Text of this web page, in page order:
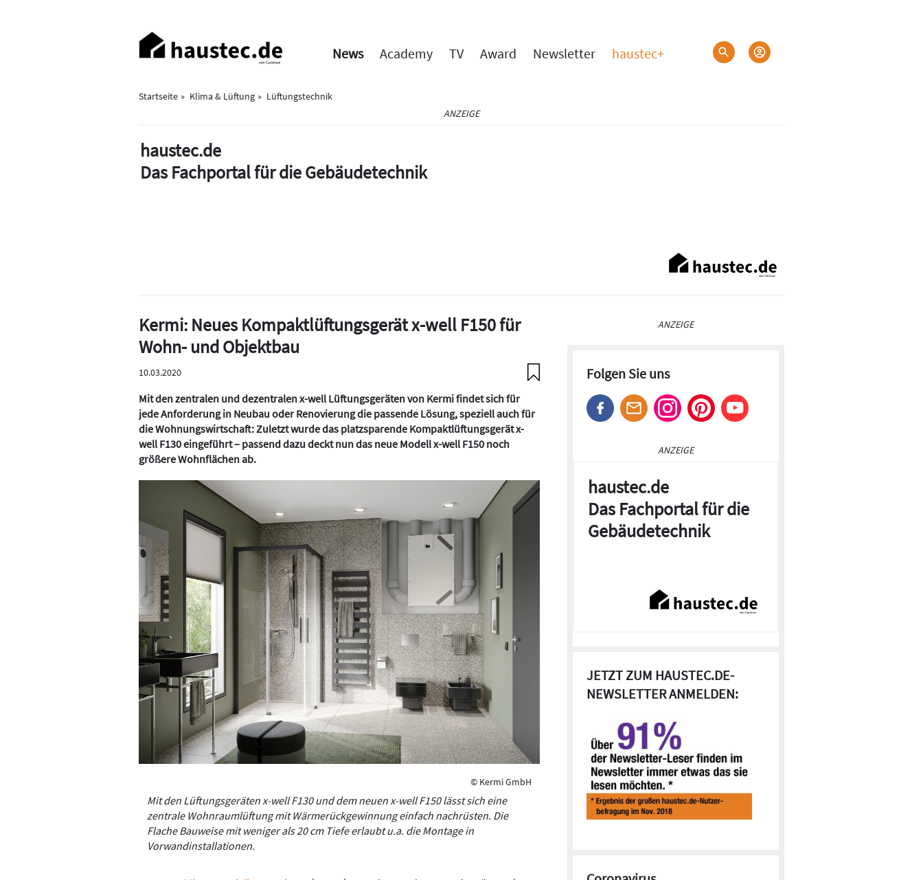
Haupt-
Navigation
News Academy TV Award Newsletter haustec+
Startseite Klima & Lüftung
Lüftungstechnik
ANZEIGE
haustec.de
Das Fachportal für die Gebäudetechnik
Kermi: Neues Kompaktlüftungsgerät x-well F150 für
Wohn- und Objektbau
10.03.2020
Mit den zentralen und dezentralen x-well Lüftungsgeräten von Kermi findet sich für
jede Anforderung in Neubau oder Renovierung die passende Lösung, speziell auch für
die Wohnungswirtschaft: Zuletzt wurde das platzsparende Kompaktlüftungsgerät x-
well F130 eingeführt – passend dazu deckt nun das neue Modell x-well F150 noch
größere Wohnflächen ab.
© Kermi GmbH
Mit den Lüftungsgeräten x-well F130 und dem neuen x-well F150 lässt sich eine
zentrale Wohnraumlüftung mit Wärmerückgewinnung einfach nachrüsten. Die
Flache Bauweise mit weniger als 20 cm Tiefe erlaubt u.a. die Montage in
Vorwandinstallationen.
ANZEIGE
Folgen Sie uns
ANZEIGE
haustec.de
Das Fachportal für die
Gebäudetechnik
JETZT ZUM HAUSTEC.DE-
NEWSLETTER ANMELDEN: